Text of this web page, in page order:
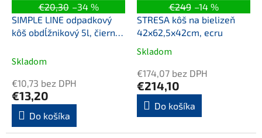
€20,30 –34 %
SIMPLE LINE odpadkový
kôš obdĺžnikový 5l, čierna
Skladom
€10,73 bez DPH
€13,20
Do košíka
€249 –14 %
STRESA kôš na bielizeň
42x62,5x42cm, ecru
Priemerné
hodnotenie
produktu
je
5,0
z
5
Skladom
€174,07 bez DPH
€214,10
Do košíka